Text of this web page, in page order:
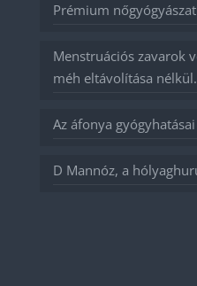
Prémium
Menstruációs zavarok
méh eltávolítása
Az áfonya gyógyhatásai
D Mannóz, a